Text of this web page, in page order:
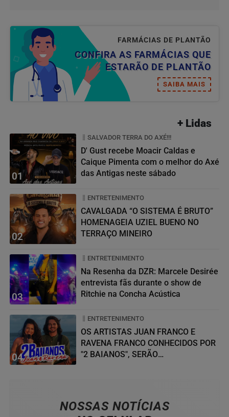
FARMÁCIAS DE PLANTÃO
CONFIRA AS FARMÁCIAS QUE
ESTARÃO DE PLANTÃO
SAIBA MAIS
+ Lidas
01
SALVADOR TERRA DO AXÉ!!!
D' Gust recebe Moacir Caldas e
Caique Pimenta com o melhor do Axé
das Antigas neste sábado
02
ENTRETENIMENTO
CAVALGADA “O SISTEMA É BRUTO”
HOMENAGEIA UZIEL BUENO NO
TERRAÇO MINEIRO
03
ENTRETENIMENTO
Na Resenha da DZR: Marcele Desirée
entrevista fãs durante o show de
Ritchie na Concha Acústica
04
ENTRETENIMENTO
OS ARTISTAS JUAN FRANCO E
RAVENA FRANCO CONHECIDOS POR
"2 BAIANOS", SERÃO
NOSSAS NOTÍCIAS